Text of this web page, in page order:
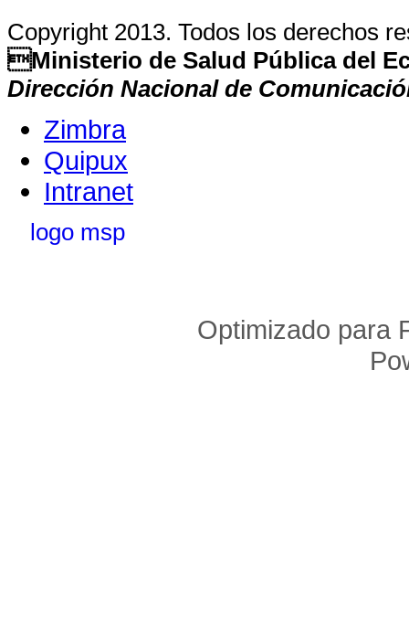
Copyright 2013. Todos los derechos
Ministerio de Salud Pública del
Dirección Nacional de
Zimbra
Quipux
Intranet
Optimizado para